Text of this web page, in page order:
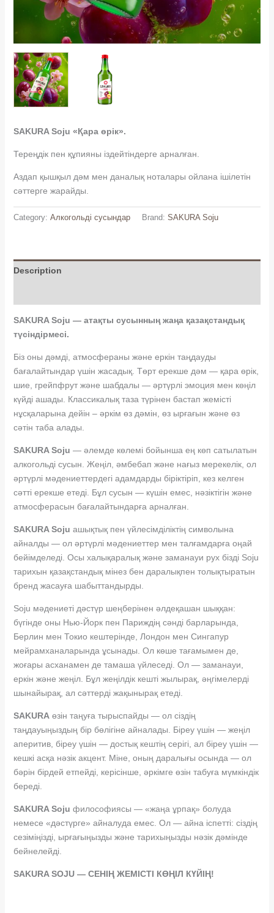
SAKURA Soju «Қара өрік».
Тереңдік пен құпияны іздейтіндерге арналған.
Аздап қышқыл дәм мен даналық ноталары ойлана ішілетін
сәттерге жарайды.
Category: Алкогольді сусындар Brand: SAKURA Soju
Description
SAKURA Soju — атақты сусынның жаңа қазақстандық
түсіндірмесі.
Біз оны дәмді, атмосфераны және еркін таңдауды
бағалайтындар үшін жасадық. Төрт ерекше дәм — қара өрік,
шие, грейпфрут және шабдалы — әртүрлі эмоция мен көңіл
күйді ашады. Классикалық таза түрінен бастап жемісті
нұсқаларына дейін – әркім өз дәмін, өз ырғағын және өз
сәтін таба алады.
SAKURA Soju — әлемде көлемі бойынша ең көп сатылатын
алкогольді сусын. Жеңіл, әмбебап және нағыз мерекелік, ол
әртүрлі мәдениеттердегі адамдарды біріктіріп, кез келген
сәтті ерекше етеді. Бұл сусын — күшін емес, нәзіктігін және
атмосферасын бағалайтындарға арналған.
SAKURA Soju ашықтық пен үйлесімділіктің символына
айналды — ол әртүрлі мәдениеттер мен талғамдарға оңай
бейімделеді. Осы халықаралық және заманауи рух бізді Soju
тарихын қазақстандық мінез бен даралықпен толықтыратын
бренд жасауға шабыттандырды.
Soju мәдениеті дәстүр шеңберінен әлдеқашан шыққан:
бүгінде оны Нью-Йорк пен Париждің сәнді барларында,
Берлин мен Токио кештерінде, Лондон мен Сингапур
мейрамханаларында ұсынады. Ол көше тағамымен де,
жоғары асханамен де тамаша үйлеседі. Ол — заманауи,
еркін және жеңіл. Бұл жеңілдік кешті жылырақ, әңгімелерді
шынайырақ, ал сәттерді жақынырақ етеді.
SAKURAөзін таңуға тырыспайды — ол сіздің
таңдауыңыздың бір бөлігіне айналады. Біреу үшін — жеңіл
аперитив, біреу үшін — достық кештің серігі, ал біреу үшін —
кешкі асқа нәзік акцент. Міне, оның даралығы осында — ол
бәрін бірдей етпейді, керісінше, әркімге өзін табуға мүмкіндік
береді.
SAKURA Soju философиясы — «жаңа ұрпақ» болуда
немесе «дәстүрге» айналуда емес. Ол — айна іспетті: сіздің
сезіміңізді, ырғағыңызды және тарихыңызды нәзік дәмінде
бейнелейді.
SAKURA SOJU — СЕНІҢ ЖЕМІСТІ КӨҢІЛ КҮЙІҢ!